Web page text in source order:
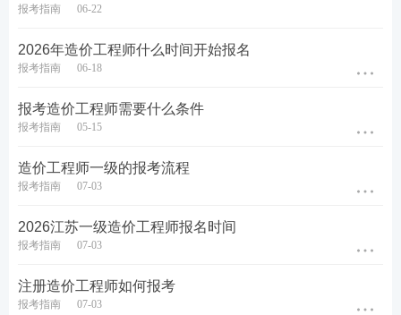
受最短工作年限（大专4年，本科3年）。
2、相关专业：涵盖土木、建筑、水利、交通、机
电、财经（会计等）等工科、经管大类，年限要求
稍长。
医学等，虽然也能考，但所有年限都要额外增加1
年。
报考指南 06-22
2026年造价工程师什么时间开始报名
报考指南 06-18
报考造价工程师需要什么条件
报考指南 05-15
造价工程师一级的报考流程
报考指南 07-03
2026江苏一级造价工程师报名时间
报考指南 07-03
注册造价工程师如何报考
报考指南 07-03